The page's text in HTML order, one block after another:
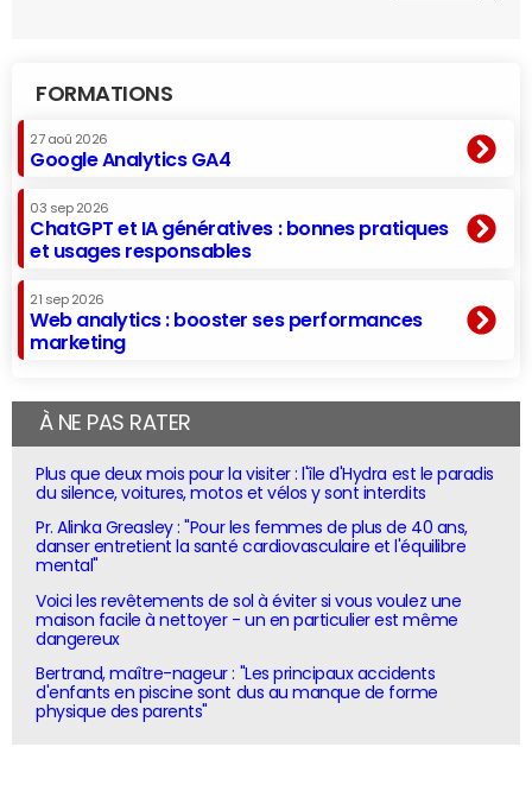
FORMATIONS
27 aoû 2026
Google Analytics GA4
03 sep 2026
ChatGPT et IA génératives : bonnes pratiques
et usages responsables
21 sep 2026
Web analytics : booster ses performances
marketing
À NE PAS RATER
Plus que deux mois pour la visiter : l'île d'Hydra est le paradis
du silence, voitures, motos et vélos y sont interdits
Pr. Alinka Greasley : "Pour les femmes de plus de 40 ans,
danser entretient la santé cardiovasculaire et l'équilibre
mental"
Voici les revêtements de sol à éviter si vous voulez une
maison facile à nettoyer - un en particulier est même
dangereux
Bertrand, maître-nageur : "Les principaux accidents
d'enfants en piscine sont dus au manque de forme
physique des parents"